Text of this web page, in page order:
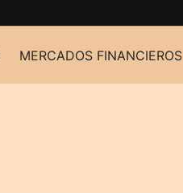
MERCADOS FINANCIEROS